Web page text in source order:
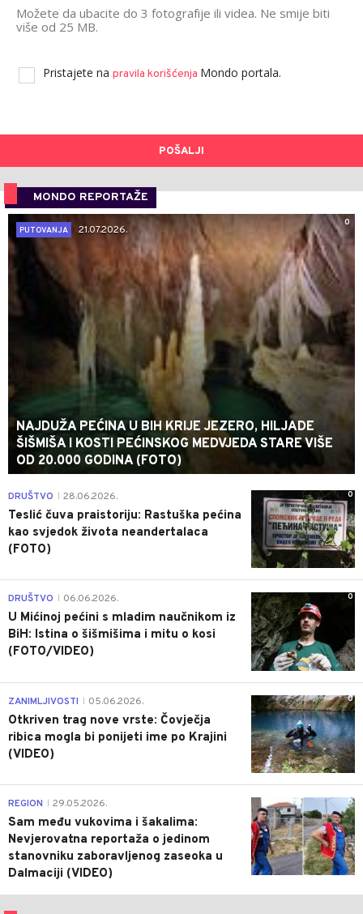
Možete da ubacite do 3 fotografije ili videa. Ne smije biti
više od 25 MB.
Pristajete na pravila korišćenja Mondo portala.
POŠALJI
MONDO REPORTAŽE
0
PUTOVANJA
21.07.2026.
NAJDUŽA PEĆINA U BIH KRIJE JEZERO, HILJADE
ŠIŠMIŠA I KOSTI PEĆINSKOG MEDVJEDA STARE VIŠE
OD 20.000 GODINA (FOTO)
0
DRUŠTVO 28.06.2026.
Teslić čuva praistoriju: Rastuška pećina
kao svjedok života neandertalaca
(FOTO)
0
DRUŠTVO 06.06.2026.
U Mićinoj pećini s mladim naučnikom iz
BiH: Istina o šišmišima i mitu o kosi
(FOTO/VIDEO)
0
ZANIMLJIVOSTI 05.06.2026.
Otkriven trag nove vrste: Čovječja
ribica mogla bi ponijeti ime po Krajini
(VIDEO)
0
REGION 29.05.2026.
Sam među vukovima i šakalima:
Nevjerovatna reportaža o jedinom
stanovniku zaboravljenog zaseoka u
Dalmaciji (VIDEO)